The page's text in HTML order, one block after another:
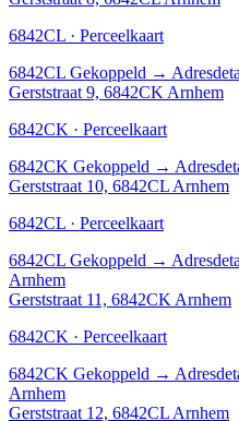
6842CL · Perceelkaart
6842CL Gekoppeld →
Gerststraat 9, 6842CK Arnhem
6842CK · Perceelkaart
6842CK Gekoppeld →
Gerststraat 10, 6842CL Arnhem
6842CL · Perceelkaart
6842CL Gekoppeld →
Arnhem
Gerststraat 11, 6842CK Arnhem
6842CK · Perceelkaart
6842CK Gekoppeld →
Arnhem
Gerststraat 12, 6842CL Arnhem